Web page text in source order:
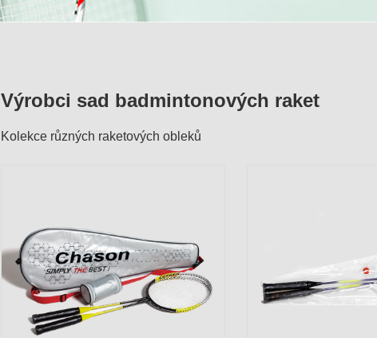
Výrobci sad badmintonových raket
Kolekce různých raketových obleků